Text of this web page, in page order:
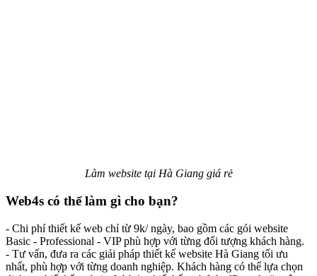
Làm website tại Hà Giang giá rẻ
Web4s có thể làm gì cho bạn?
- Chi phí thiết kế web chỉ từ 9k/ ngày, bao gồm các gói website
Basic - Professional - VIP phù hợp với từng đối tượng khách hàng.
- Tư vấn, đưa ra các giải pháp thiết kế website Hà Giang tối ưu
nhất, phù hợp với từng doanh nghiệp. Khách hàng có thể lựa chọn